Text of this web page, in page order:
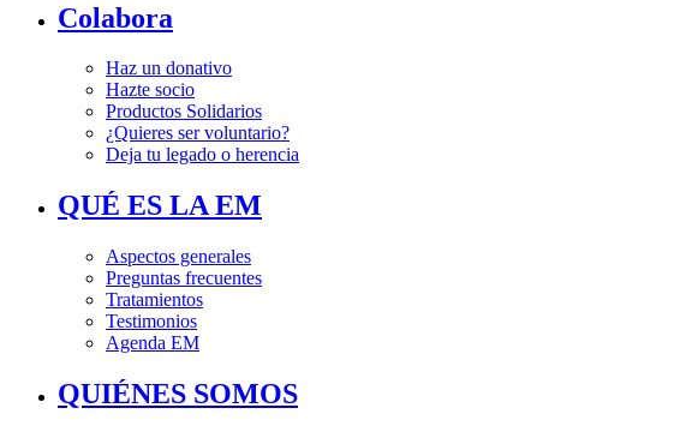
Colabora
Haz un donativo
Hazte socio
Productos Solidarios
¿Quieres ser voluntario?
Deja tu legado o herencia
QUÉ ES LA EM
Aspectos generales
Preguntas frecuentes
Tratamientos
Testimonios
Agenda EM
QUIÉNES SOMOS